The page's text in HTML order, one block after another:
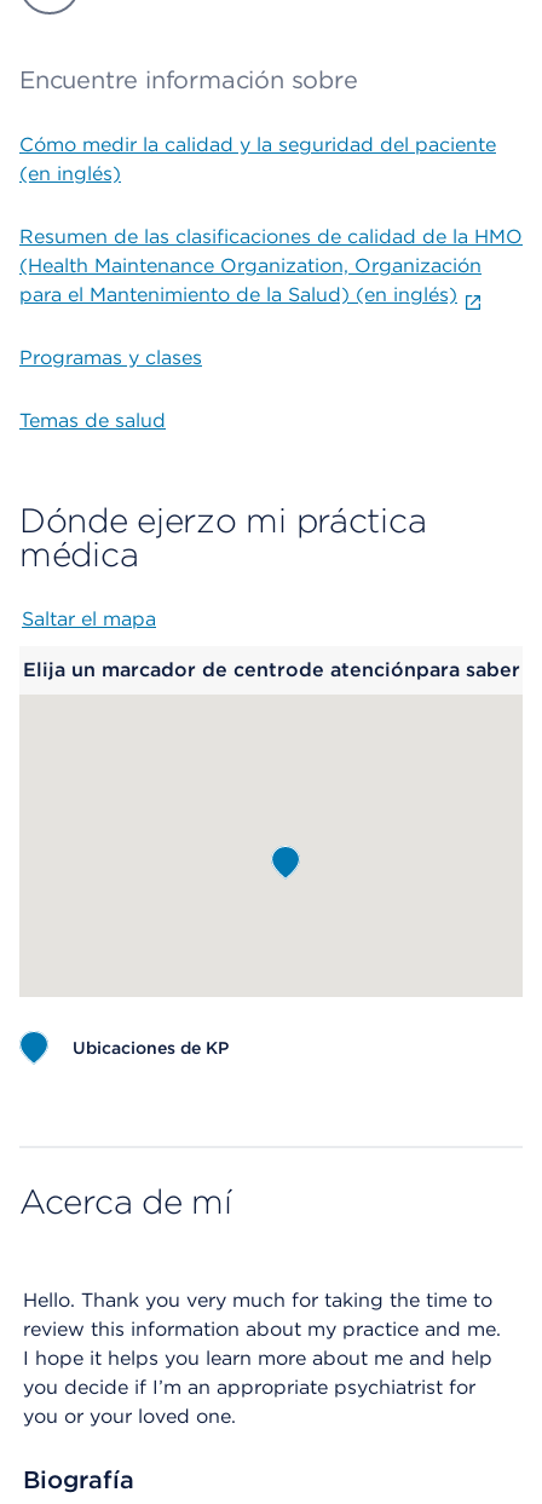
Encuentre información sobre
Cómo medir la calidad y la seguridad del paciente
(en inglés)
Resumen de las clasificaciones de calidad de la HMO
(Health Maintenance Organization, Organización
para el Mantenimiento de la Salud) (en inglés)
Programas y clases
Temas de salud
Dónde ejerzo mi práctica
médica
Saltar el mapa
Elija un marcador de centrode atenciónpara saber
Ubicaciones de KP
Acerca de mí
Hello. Thank you very much for taking the time to
review this information about my practice and me.
I hope it helps you learn more about me and help
you decide if I’m an appropriate psychiatrist for
you or your loved one.
Biografía